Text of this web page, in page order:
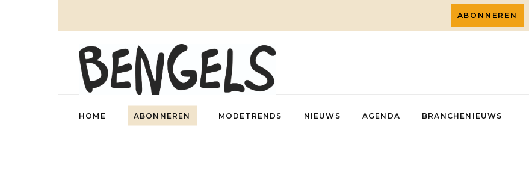
ABONNEREN
HOME ABONNEREN MODETRENDS NIEUWS AGENDA BRANCHENIEUWS